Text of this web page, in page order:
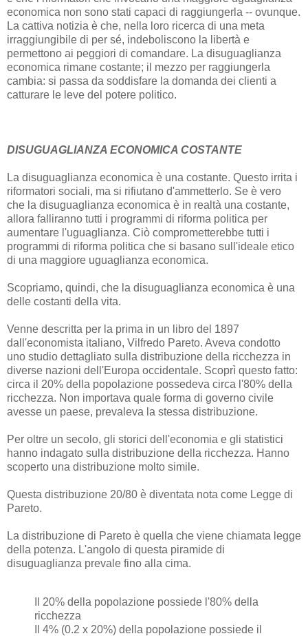
economica non sono stati capaci di raggiungerla -- ovunque.
La cattiva notizia è che, nella loro ricerca di una meta
irraggiungibile di per sé, indeboliscono la libertà e
permettono ai peggiori di comandare. La disuguaglianza
economica rimane costante; il mezzo per raggiungerla
cambia: si passa da soddisfare la domanda dei clienti a
catturare le leve del potere politico.
DISUGUAGLIANZA ECONOMICA COSTANTE
La disuguaglianza economica è una costante. Questo irrita i
riformatori sociali, ma si rifiutano d'ammetterlo. Se è vero
che la disuguaglianza economica è in realtà una costante,
allora falliranno tutti i programmi di riforma politica per
aumentare l'uguaglianza. Ciò comprometterebbe tutti i
programmi di riforma politica che si basano sull'ideale etico
di una maggiore uguaglianza economica.
Scopriamo, quindi, che la disuguaglianza economica è una
delle costanti della vita.
Venne descritta per la prima in un libro del 1897
dall'economista italiano, Vilfredo Pareto. Aveva condotto
uno studio dettagliato sulla distribuzione della ricchezza in
diverse nazioni dell'Europa occidentale. Scoprì questo fatto:
circa il 20% della popolazione possedeva circa l'80% della
ricchezza. Non importava quale forma di governo civile
avesse un paese, prevaleva la stessa distribuzione.
Per oltre un secolo, gli storici dell'economia e gli statistici
hanno indagato sulla distribuzione della ricchezza. Hanno
scoperto una distribuzione molto simile.
Questa distribuzione 20/80 è diventata nota come Legge di
Pareto.
La distribuzione di Pareto è quella che viene chiamata legge
della potenza. L'angolo di questa piramide di
disuguaglianza prevale fino alla cima.
Il 20% della popolazione possiede l'80% della
ricchezza
Il 4% (0.2 x 20%) della popolazione possiede il